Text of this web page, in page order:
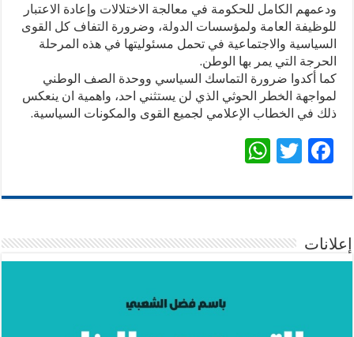
ودعمهم الكامل للحكومة في معالجة الاختلالات وإعادة الاعتبار
للوظيفة العامة ولمؤسسات الدولة، وضرورة التفاف كل القوى
السياسية والاجتماعية في تحمل مسئوليتها في هذه المرحلة
الحرجة التي يمر بها الوطن.
كما أكدوا ضرورة التماسك السياسي ووحدة الصف الوطني
لمواجهة الخطر الحوثي الذي لن يستثني احد، واهمية ان ينعكس
ذلك في الخطاب الإعلامي لجميع القوى والمكونات السياسية.
F
e
o
T
tt
at
p
إعلانات